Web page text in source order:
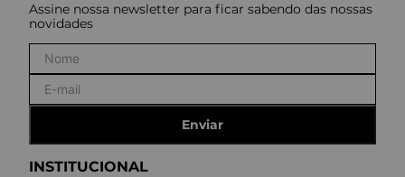
INSTITUCIONAL
Assine nossa newsletter para ficar sabendo das nossas
novidades
Enviar